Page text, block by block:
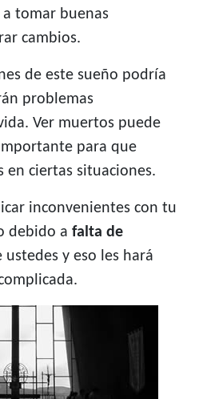
tomar buenas
cambios.
de este sueño podría
problemas
Ver muertos puede
para que
en ciertas situaciones.
inconvenientes con tu
debido a falta de
ustedes y eso les hará